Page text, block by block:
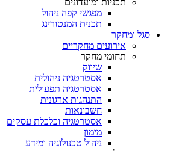
תכניות ומועדונים
מפגשי קפה ניהול
תכנית המנטורינג
סגל ומחקר
אירועים מחקריים
תחומי מחקר
שיווק
אסטרטגיה ניהולית
אסטרטגיה תפעולית
התנהגות ארגונית
חשבונאות
אסטרטגיה וכלכלת עסקים
מימון
ניהול טכנולוגיה ומידע